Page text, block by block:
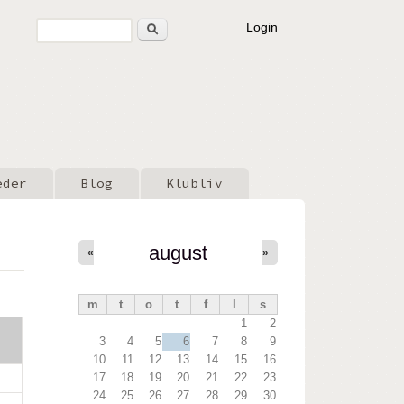
Login
Søgefelt
Blog Klubliv
august
« »
m t o t f l
s
1
2
3
4 5 6 7 8
9
10
11 12 13 14 15
16
17
18 19 20 21 22
23
24
25 26 27 28 29 30